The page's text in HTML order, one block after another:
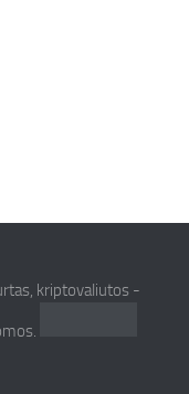
kriptovaliutos -